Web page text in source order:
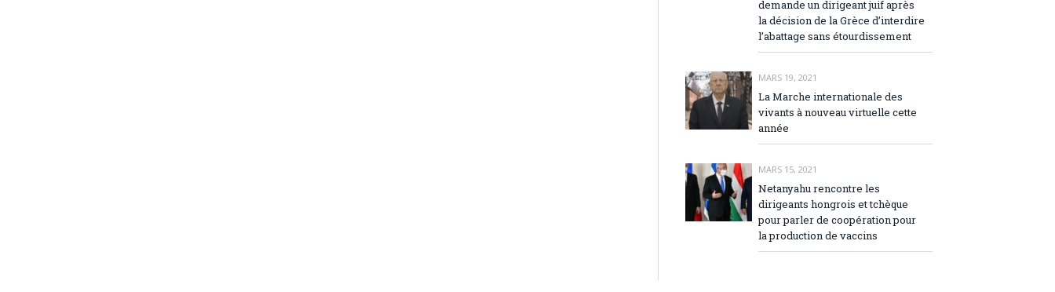
demande un dirigeant juif après
la décision de la Grèce d’interdire
l’abattage sans étourdissement
MARS 19, 2021
La Marche internationale des
vivants à nouveau virtuelle cette
année
MARS 15, 2021
Netanyahu rencontre les
dirigeants hongrois et tchèque
pour parler de coopération pour
la production de vaccins